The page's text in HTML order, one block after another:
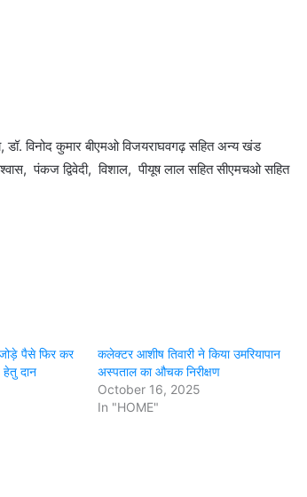
डॉ. विनोद कुमार बीएमओ विजयराघवगढ़ सहित अन्य खंड
पंकज द्विवेदी, विशाल, पीयूष लाल सहित सीएमचओ सहित
पैसे फिर कर
हेतु दान
कलेक्टर आशीष तिवारी ने किया उमरियापान
अस्पताल का औचक निरीक्षण
October 16, 2025
In "HOME"